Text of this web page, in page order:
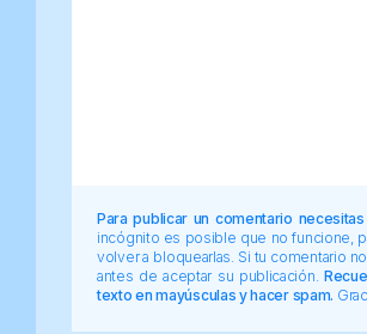
Para publicar un comentario
incógnito es posible que no funcione,
volver a bloquearlas. Si tu comentario
antes de aceptar su publicación.
texto en mayúsculas y hacer spam.